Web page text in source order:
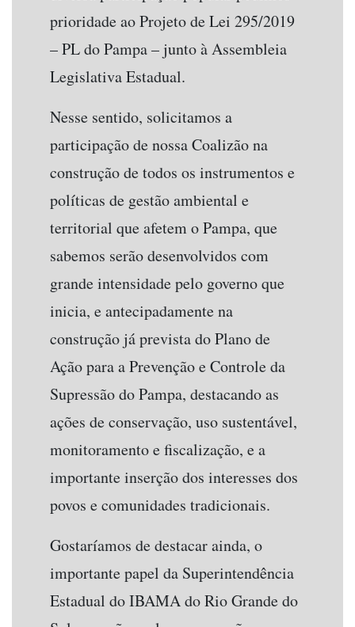
prioridade ao Projeto de Lei 295/2019
– PL do Pampa – junto à Assembleia
Legislativa Estadual.
Nesse sentido, solicitamos a
participação de nossa Coalizão na
construção de todos os instrumentos e
políticas de gestão ambiental e
territorial que afetem o Pampa, que
sabemos serão desenvolvidos com
grande intensidade pelo governo que
inicia, e antecipadamente na
construção já prevista do Plano de
Ação para a Prevenção e Controle da
Supressão do Pampa, destacando as
ações de conservação, uso sustentável,
monitoramento e fiscalização, e a
importante inserção dos interesses dos
povos e comunidades tradicionais.
Gostaríamos de destacar ainda, o
importante papel da Superintendência
Estadual do IBAMA do Rio Grande do